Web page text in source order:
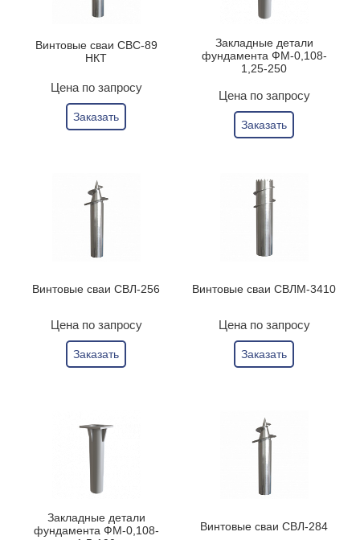
Винтовые сваи СВС-89
НКТ
Цена по запросу
Заказать
Закладные детали
фундамента ФМ-0,108-
1,25-250
Цена по запросу
Заказать
Винтовые сваи СВЛ-256
Цена по запросу
Заказать
Винтовые сваи СВЛМ-3410
Цена по запросу
Заказать
Закладные детали
фундамента ФМ-0,108-
Винтовые сваи СВЛ-284